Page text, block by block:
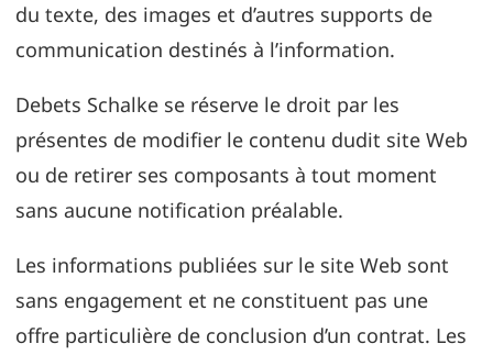
du texte, des images et d’autres supports de
communication destinés à l’information.
Debets Schalke se réserve le droit par les
présentes de modifier le contenu dudit site Web
ou de retirer ses composants à tout moment
sans aucune notification préalable.
Les informations publiées sur le site Web sont
sans engagement et ne constituent pas une
offre particulière de conclusion d’un contrat. Les